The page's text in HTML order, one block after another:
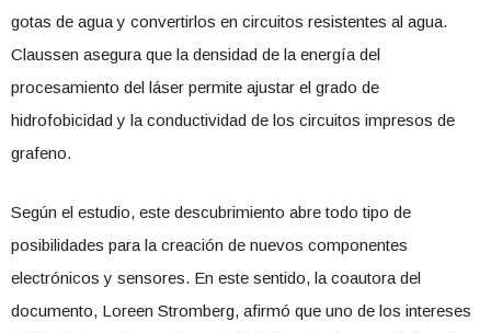
gotas de agua y convertirlos en circuitos resistentes al agua.
Claussen asegura que la densidad de la energía del
procesamiento del láser permite ajustar el grado de
hidrofobicidad y la conductividad de los circuitos impresos de
grafeno.
Según el estudio, este descubrimiento abre todo tipo de
posibilidades para la creación de nuevos componentes
electrónicos y sensores. En este sentido, la coautora del
documento, Loreen Stromberg, afirmó que uno de los intereses